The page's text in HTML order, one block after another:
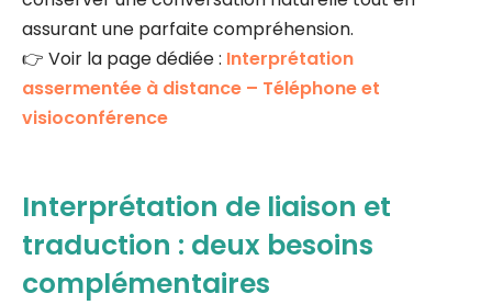
assurant une parfaite compréhension.
👉 Voir la page dédiée : Interprétation
assermentée à distance – Téléphone et
visioconférence
Interprétation de liaison et
traduction : deux besoins
complémentaires